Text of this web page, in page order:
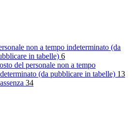
non a tempo indeterminato (da
in tabelle) 6
del personale non a tempo
(da pubblicare in tabelle) 13
34